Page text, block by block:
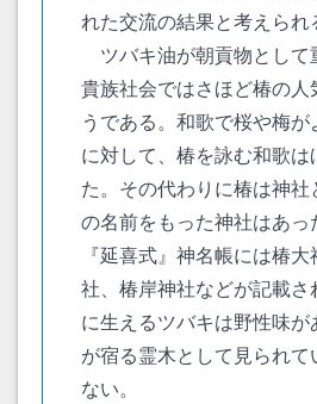
れた交流の結果と考えられ
ツバキ油が朝貢物として
貴族社会ではさほど椿の人
うである。和歌で桜や梅
に対して、椿を詠む和歌は
た。その代わりに椿は神社
の名前をもった神社はあっ
『延喜式』神名帳には椿
社、椿岸神社などが記載さ
に生えるツバキは野性味が
が宿る霊木として見られて
ない。